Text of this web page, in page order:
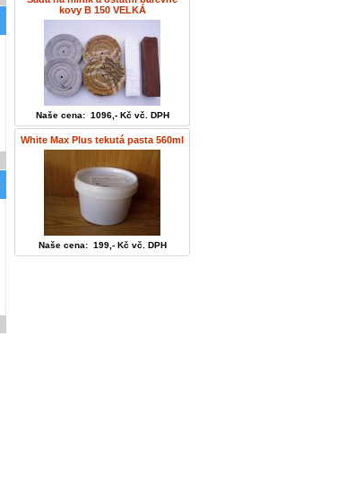
kovy B 150 VELKÁ
Naše cena: 1096,- Kč vč. DPH
White Max Plus tekutá pasta 560ml
Naše cena: 199,- Kč vč. DPH